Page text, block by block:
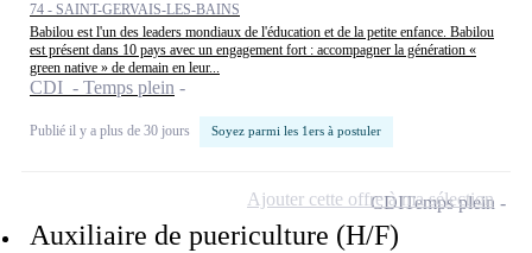
74 - SAINT-GERVAIS-LES-BAINS
Babilou est l'un des leaders mondiaux de l'éducation et de la petite enfance. Babilou
est présent dans 10 pays avec un engagement fort : accompagner la génération «
green native » de demain en leur...
CDI - Temps plein
Publié il y a plus de 30 jours Soyez parmi les 1ers à postuler
Auxiliaire de puericulture (H/F)
CDITemps plein
Ajouter cette offre à ma sélection